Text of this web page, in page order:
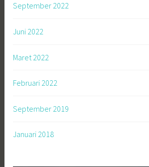
September 2022
Juni 2022
Maret 2022
Februari 2022
September 2019
Januari 2018